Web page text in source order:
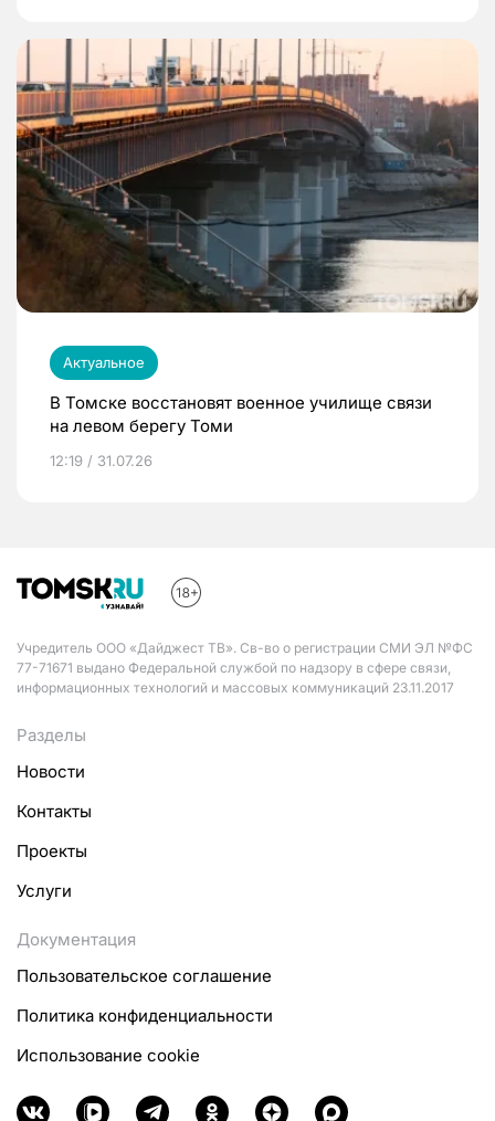
Актуальное
В Томске восстановят военное училище связи
на левом берегу Томи
12:19 / 31.07.26
Учредитель ООО «Дайджест ТВ». Св-во о регистрации СМИ ЭЛ №ФС
77-71671 выдано Федеральной службой по надзору в сфере связи,
информационных технологий и массовых коммуникаций 23.11.2017
Разделы
Новости
Контакты
Проекты
Услуги
Документация
Пользовательское соглашение
Политика конфиденциальности
Использование cookie